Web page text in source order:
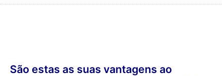
São estas as suas vantagens ao